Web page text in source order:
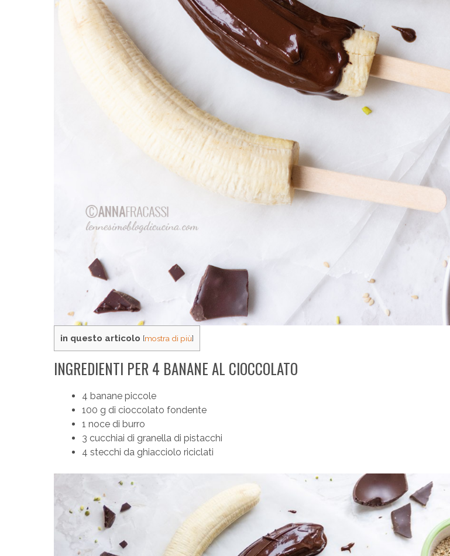
in questo articolo [mostra di più]
INGREDIENTI PER 4 BANANE AL CIOCCOLATO
4 banane piccole
100 g di cioccolato fondente
1 noce di burro
3 cucchiai di granella di pistacchi
4 stecchi da ghiacciolo riciclati